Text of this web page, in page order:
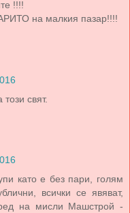
!!!!
на малкия пазар!!!!
свят.
като е без пари, голям
всички се явяват,
на мисли Машстрой -